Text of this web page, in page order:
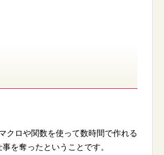
クロや関数を使って数時間で作れる
を奪ったということです。